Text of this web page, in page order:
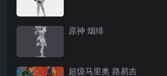
原神 烟绯
超级马里奥 路易吉